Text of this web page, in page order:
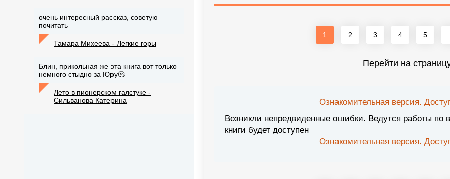
1 2 3 4 5
Перейти на
Ознакомительная версия.
Возникли непредвиденные ошибки. Ведутся работы по
книги будет доступен
Ознакомительная версия.
очень интересный рассказ, советую
почитать
Тамара Михеева - Легкие горы
Блин, прикольная же эта книга вот только
немного стыдно за Юру🫠
Лето в пионерском галстуке -
Сильванова Катерина